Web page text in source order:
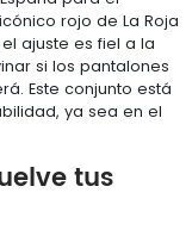
rojo de La Roja
ajuste es fiel a la
si los pantalones
Este conjunto está
ya sea en el
tus